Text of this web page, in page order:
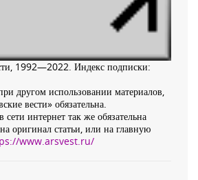
1992—2022. Индекс подписки:
другом использовании материалов,
вести» обязательна.
интернет так же обязательна
оригинал статьи, или на главную
www.arsvest.ru/